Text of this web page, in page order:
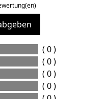
( 0 )
( 0 )
( 0 )
( 0 )